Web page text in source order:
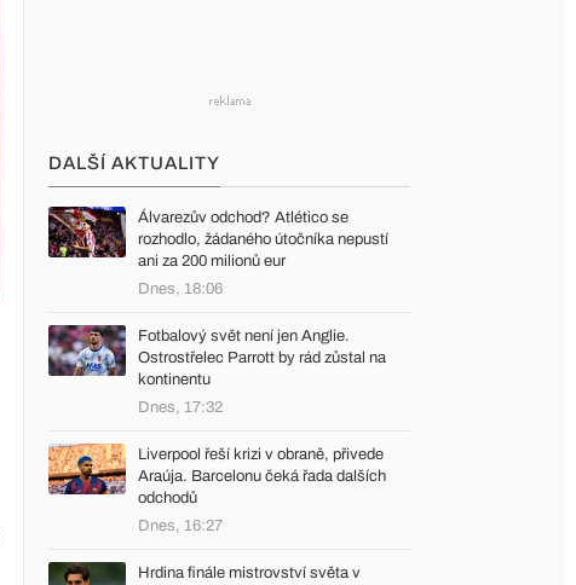
DALŠÍ AKTUALITY
Álvarezův odchod? Atlético se
rozhodlo, žádaného útočníka nepustí
ani za 200 milionů eur
Dnes, 18:06
Fotbalový svět není jen Anglie.
Ostrostřelec Parrott by rád zůstal na
kontinentu
Dnes, 17:32
Liverpool řeší krizi v obraně, přivede
Araúja. Barcelonu čeká řada dalších
odchodů
Dnes, 16:27
Hrdina finále mistrovství světa v